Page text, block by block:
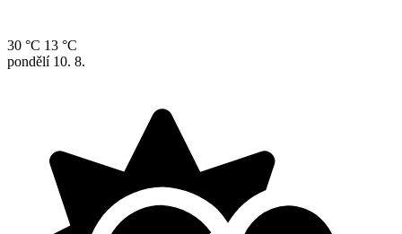
30 °C 13 °C
pondělí 10. 8.